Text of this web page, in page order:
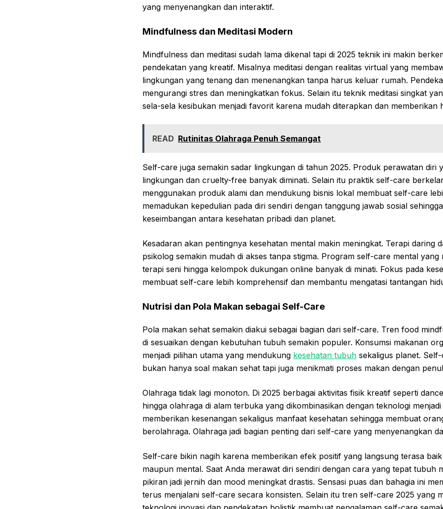
yang menyenangkan dan interaktif.
Mindfulness dan Meditasi Modern
Mindfulness dan meditasi sudah lama dikenal tapi di 2025 teknik ini makin
pendekatan yang kreatif. Misalnya meditasi dengan realitas virtual yang
lingkungan yang tenang dan menenangkan tanpa harus keluar rumah.
mengurangi stres dan meningkatkan fokus. Selain itu teknik meditasi singkat
sela-sela kesibukan menjadi favorit karena mudah diterapkan dan memberikan
READ Rutinitas Olahraga Penuh Semangat
Self-care juga semakin sadar lingkungan di tahun 2025. Produk perawatan diri
lingkungan dan cruelty-free banyak diminati. Selain itu praktik self-care
menggunakan produk alami dan mendukung bisnis lokal membuat self-care
memadukan kepedulian pada diri sendiri dengan tanggung jawab sosial
keseimbangan antara kesehatan pribadi dan planet.
Kesadaran akan pentingnya kesehatan mental makin meningkat. Terapi daring
psikolog semakin mudah di akses tanpa stigma. Program self-care mental
terapi seni hingga kelompok dukungan online banyak di minati. Fokus pada
membuat self-care lebih komprehensif dan membantu mengatasi tantangan
Nutrisi dan Pola Makan sebagai Self-Care
Pola makan sehat semakin diakui sebagai bagian dari self-care. Tren food
di sesuaikan dengan kebutuhan tubuh semakin populer. Konsumsi makanan
menjadi pilihan utama yang mendukung kesehatan tubuh sekaligus planet.
bukan hanya soal makan sehat tapi juga menikmati proses makan dengan
Olahraga tidak lagi monoton. Di 2025 berbagai aktivitas fisik kreatif seperti
hingga olahraga di alam terbuka yang dikombinasikan dengan teknologi
memberikan kesenangan sekaligus manfaat kesehatan sehingga membuat
berolahraga. Olahraga jadi bagian penting dari self-care yang menyenangkan
Self-care bikin nagih karena memberikan efek positif yang langsung terasa
maupun mental. Saat Anda merawat diri sendiri dengan cara yang tepat tubuh
pikiran jadi jernih dan mood meningkat drastis. Sensasi puas dan bahagia ini
terus menjalani self-care secara konsisten. Selain itu tren self-care 2025 yang